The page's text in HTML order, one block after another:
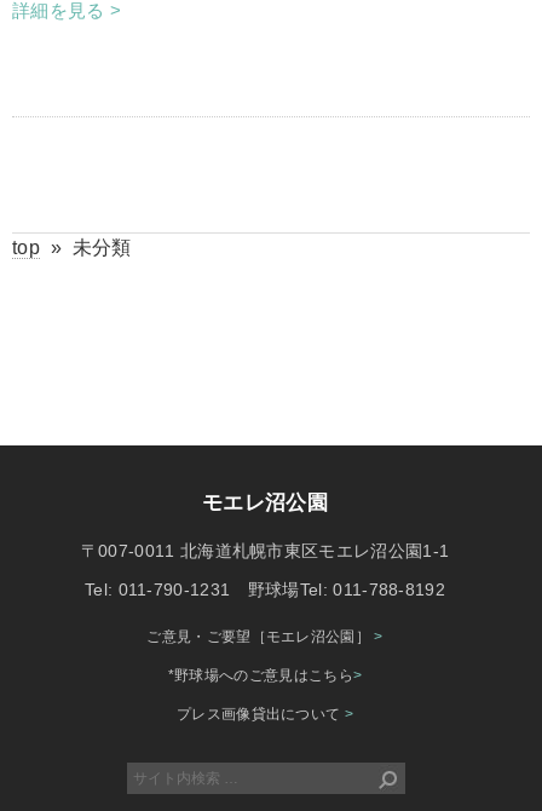
詳細を見る >
top» 未分類
モエレ沼公園
〒007-0011 北海道札幌市東区モエレ沼公園1-1
Tel: 011-790-1231 野球場Tel: 011-788-8192
ご意見・ご要望［モエレ沼公園］>
*野球場へのご意見はこちら>
プレス画像貸出について >